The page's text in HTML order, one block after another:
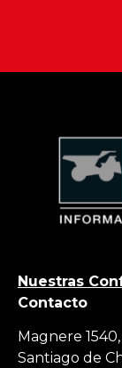
Nuestras
Contacto
Magnere
Santiago de